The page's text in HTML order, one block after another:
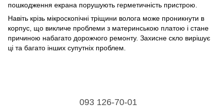
пошкодження екрана порушують герметичність пристрою.
Навіть крізь мікроскопічні тріщини волога може проникнути в
корпус, що викличе проблеми з материнською платою і стане
причиною набагато дорожчого ремонту. Захисне скло вирішує
ці та багато інших супутніх проблем.
093 126-70-01